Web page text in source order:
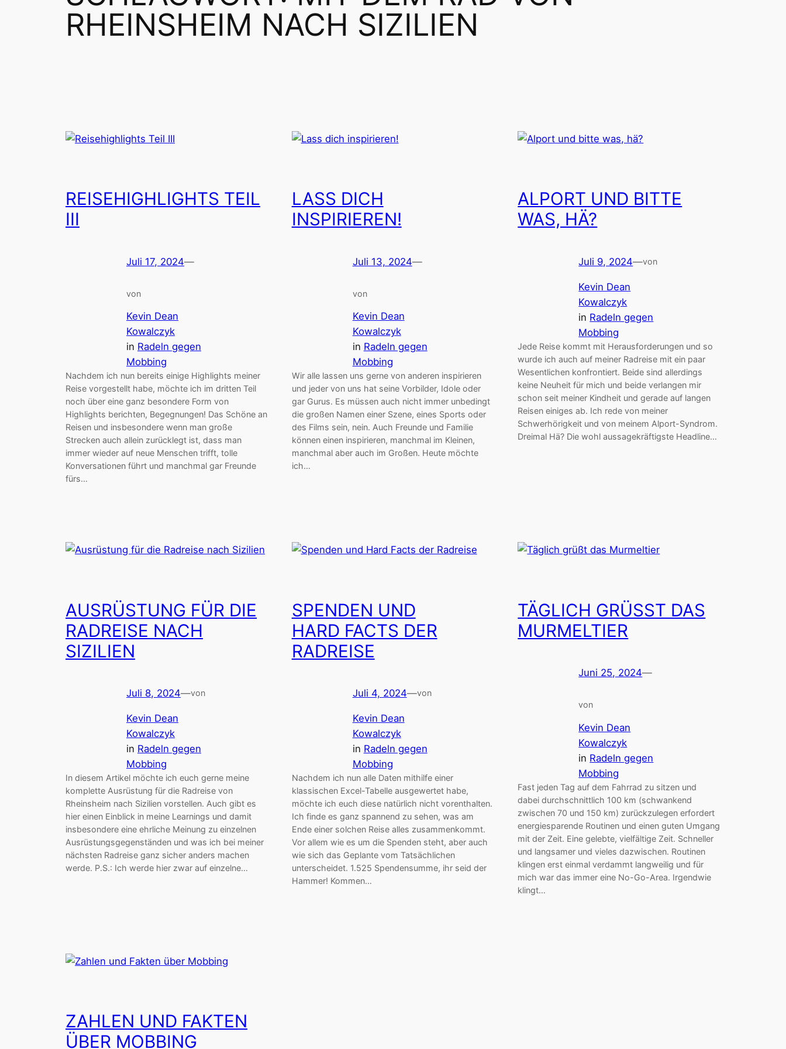
RHEINSHEIM NACH SIZILIEN
REISEHIGHLIGHTS TEIL
III
Juli 17, 2024—
von
Kevin Dean
Kowalczyk
in Radeln gegen
Mobbing
Nachdem ich nun bereits einige Highlights meiner
Reise vorgestellt habe, möchte ich im dritten Teil
noch über eine ganz besondere Form von
Highlights berichten, Begegnungen! Das Schöne an
Reisen und insbesondere wenn man große
Strecken auch allein zurücklegt ist, dass man
immer wieder auf neue Menschen trifft, tolle
Konversationen führt und manchmal gar Freunde
fürs…
LASS DICH
INSPIRIEREN!
Juli 13, 2024—
von
Kevin Dean
Kowalczyk
in Radeln gegen
Mobbing
Wir alle lassen uns gerne von anderen inspirieren
und jeder von uns hat seine Vorbilder, Idole oder
gar Gurus. Es müssen auch nicht immer unbedingt
die großen Namen einer Szene, eines Sports oder
des Films sein, nein. Auch Freunde und Familie
können einen inspirieren, manchmal im Kleinen,
manchmal aber auch im Großen. Heute möchte
ich…
ALPORT UND BITTE
WAS, HÄ?
Juli 9, 2024—von
Kevin Dean
Kowalczyk
in Radeln gegen
Mobbing
Jede Reise kommt mit Herausforderungen und so
wurde ich auch auf meiner Radreise mit ein paar
Wesentlichen konfrontiert. Beide sind allerdings
keine Neuheit für mich und beide verlangen mir
schon seit meiner Kindheit und gerade auf langen
Reisen einiges ab. Ich rede von meiner
Schwerhörigkeit und von meinem Alport-Syndrom.
Dreimal Hä? Die wohl aussagekräftigste Headline…
AUSRÜSTUNG FÜR DIE
RADREISE NACH
SIZILIEN
Juli 8, 2024—von
Kevin Dean
Kowalczyk
in Radeln gegen
Mobbing
In diesem Artikel möchte ich euch gerne meine
komplette Ausrüstung für die Radreise von
Rheinsheim nach Sizilien vorstellen. Auch gibt es
hier einen Einblick in meine Learnings und damit
insbesondere eine ehrliche Meinung zu einzelnen
Ausrüstungsgegenständen und was ich bei meiner
nächsten Radreise ganz sicher anders machen
werde. P.S.: Ich werde hier zwar auf einzelne…
SPENDEN UND
HARD FACTS DER
RADREISE
Juli 4, 2024—von
Kevin Dean
Kowalczyk
in Radeln gegen
Mobbing
Nachdem ich nun alle Daten mithilfe einer
klassischen Excel-Tabelle ausgewertet habe,
möchte ich euch diese natürlich nicht vorenthalten.
Ich finde es ganz spannend zu sehen, was am
Ende einer solchen Reise alles zusammenkommt.
Vor allem wie es um die Spenden steht, aber auch
wie sich das Geplante vom Tatsächlichen
unterscheidet. 1.525 Spendensumme, ihr seid der
Hammer! Kommen…
TÄGLICH GRÜSST DAS M
URMELTIER
Juni 25, 2024—
von
Kevin Dean
Kowalczyk
in Radeln gegen
Mobbing
Fast jeden Tag auf dem Fahrrad zu sitzen und
dabei durchschnittlich 100 km (schwankend
zwischen 70 und 150 km) zurückzulegen erfordert
energiesparende Routinen und einen guten Umgang
mit der Zeit. Eine gelebte, vielfältige Zeit. Schneller
und langsamer und vieles dazwischen. Routinen
klingen erst einmal verdammt langweilig und für
mich war das immer eine No-Go-Area. Irgendwie
klingt…
ZAHLEN UND FAKTEN
ÜBER MOBBING